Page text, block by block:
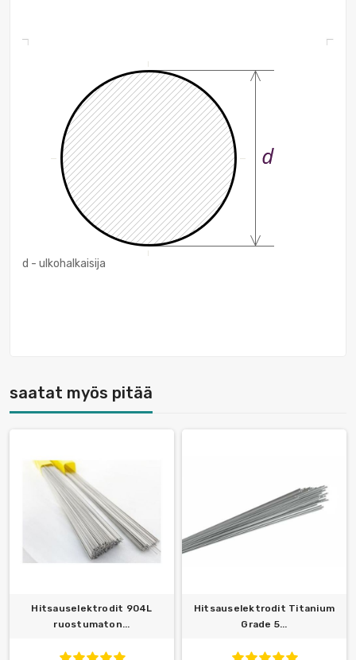
d - ulkohalkaisija
saatat myös pitää
Hitsauselektrodit 904L
ruostumaton...
Hitsauselektrodit Titanium
Grade 5...